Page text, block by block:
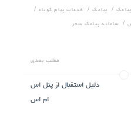
/ پیامک/ خدمات پیام کوتاه/
سامانه پیامک سحر
مطلب بعدی
دلیل استقبال از پنل اس
ام اس